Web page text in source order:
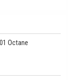
Octane